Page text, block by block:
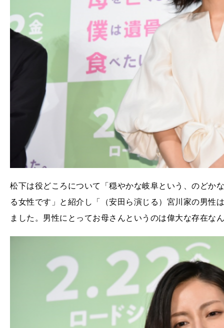
松下は役どころについて「穏やかな岐阜という、のどか
る女性です」と紹介し「（安田ら演じる）宮川家の男性
ました。男性にとってお母さんというのは偉大な存在な